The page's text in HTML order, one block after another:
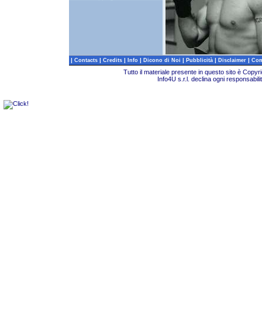
| Contacts | Credits | Info | Dicono di Noi | Pubblicità | Disclaimer |
Tutto il materiale presente in questo sito è
Info4U s.r.l. declina ogni